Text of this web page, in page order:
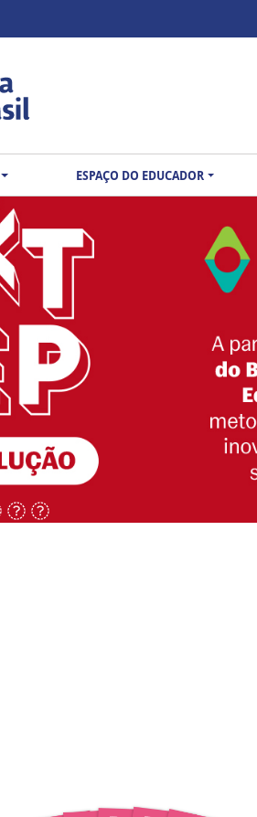
ESPAÇO DO EDUCADOR